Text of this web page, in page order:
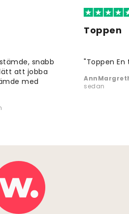
snabb
att jobba
med
Toppen
"Toppen
sedan